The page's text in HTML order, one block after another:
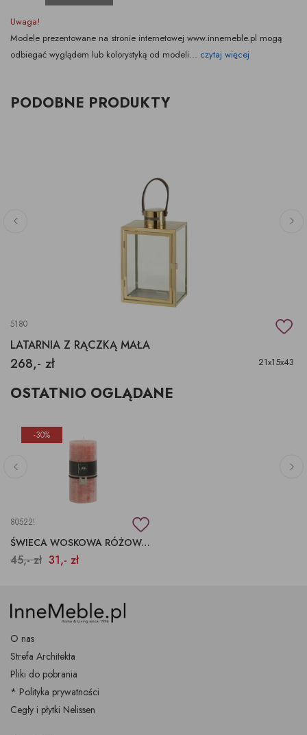
Uwaga!
Modele prezentowane na stronie internetowej www.innemeble.pl mogą
odbiegać wyglądem lub kolorystyką od modeli... czytaj więcej
PODOBNE PRODUKTY
5180
LATARNIA Z RĄCZKĄ MAŁA
268,- zł 21x15x43
OSTATNIO OGLĄDANE
-30%
80522!
ŚWIECA WOSKOWA RÓŻOWA, ŚWIECA WALEC, KLASYCZNA ŚWIECA
45,- zł 31,- zł
O nas
Strefa Architekta
Pliki do pobrania
* Polityka prywatności
Cegły i płytki Nelissen